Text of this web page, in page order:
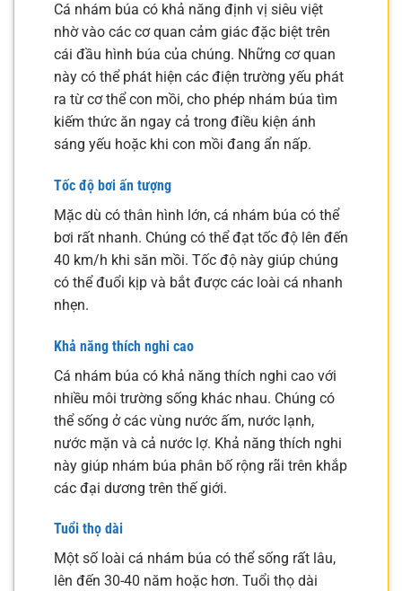
Cá nhám búa có khả năng định vị siêu việt
nhờ vào các cơ quan cảm giác đặc biệt trên
cái đầu hình búa của chúng. Những cơ quan
này có thể phát hiện các điện trường yếu phát
ra từ cơ thể con mồi, cho phép nhám búa tìm
kiếm thức ăn ngay cả trong điều kiện ánh
sáng yếu hoặc khi con mồi đang ẩn nấp.
Tốc độ bơi ấn tượng
Mặc dù có thân hình lớn, cá nhám búa có thể
bơi rất nhanh. Chúng có thể đạt tốc độ lên đến
40 km/h khi săn mồi. Tốc độ này giúp chúng
có thể đuổi kịp và bắt được các loài cá nhanh
nhẹn.
Khả năng thích nghi cao
Cá nhám búa có khả năng thích nghi cao với
nhiều môi trường sống khác nhau. Chúng có
thể sống ở các vùng nước ấm, nước lạnh,
nước mặn và cả nước lợ. Khả năng thích nghi
này giúp nhám búa phân bố rộng rãi trên khắp
các đại dương trên thế giới.
Tuổi thọ dài
Một số loài cá nhám búa có thể sống rất lâu,
lên đến 30-40 năm hoặc hơn. Tuổi thọ dài